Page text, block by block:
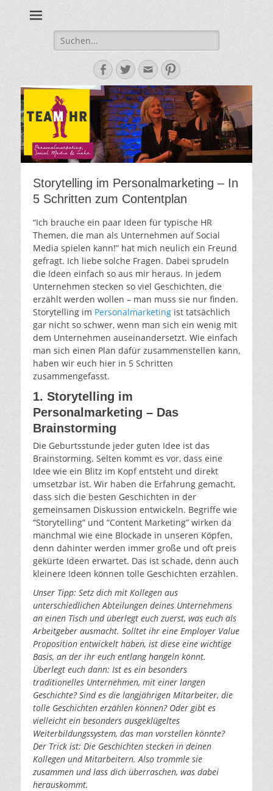
Blog
Suche
nach:
Facebook
Twitter
E-
Mail-
Adresse
Pinterest
Storytelling im Personalmarketing – In
5 Schritten zum Contentplan
“Ich brauche ein paar Ideen für typische HR
Themen, die man als Unternehmen auf Social
Media spielen kann!” hat mich neulich ein Freund
gefragt. Ich liebe solche Fragen. Dabei sprudeln
die Ideen einfach so aus mir heraus. In jedem
Unternehmen stecken so viel Geschichten, die
erzählt werden wollen – man muss sie nur finden.
Storytelling im Personalmarketing ist tatsächlich
gar nicht so schwer, wenn man sich ein wenig mit
dem Unternehmen auseinandersetzt. Wie einfach
man sich einen Plan dafür zusammenstellen kann,
haben wir euch hier in 5 Schritten
zusammengefasst.
1. Storytelling im
Personalmarketing – Das
Brainstorming
Die Geburtsstunde jeder guten Idee ist das
Brainstorming. Selten kommt es vor, dass eine
Idee wie ein Blitz im Kopf entsteht und direkt
umsetzbar ist. Wir haben die Erfahrung gemacht,
dass sich die besten Geschichten in der
gemeinsamen Diskussion entwickeln. Begriffe wie
“Storytelling” und “Content Marketing” wirken da
manchmal wie eine Blockade in unseren Köpfen,
denn dahinter werden immer große und oft preis
gekürte Ideen erwartet. Das ist schade, denn auch
kleinere Ideen können tolle Geschichten erzählen.
Unser Tipp: Setz dich mit Kollegen aus
unterschiedlichen Abteilungen deines Unternehmens
an einen Tisch und überlegt euch zuerst, was euch als
Arbeitgeber ausmacht. Solltet ihr eine Employer Value
Proposition entwickelt haben, ist diese eine wichtige
Basis, an der ihr euch entlang hangeln könnt.
Überlegt euch dann: Ist es ein besonders
traditionelles Unternehmen, mit einer langen
Geschichte? Sind es die langjährigen Mitarbeiter, die
tolle Geschichten erzählen können? Oder gibt es
vielleicht ein besonders ausgeklügeltes
Weiterbildungssystem, das man vorstellen könnte?
Der Trick ist: Die Geschichten stecken in deinen
Kollegen und Mitarbeitern. Also trommle sie
zusammen und lass dich überraschen, was dabei
herauskommt.